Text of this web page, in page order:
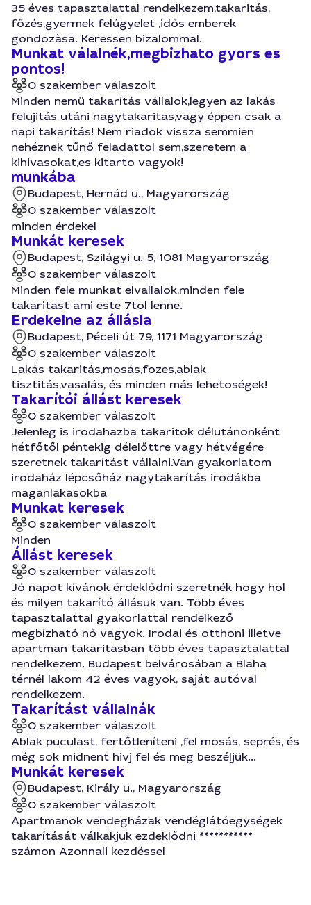
35 éves tapasztalattal rendelkezem,takaritás,
főzés,gyermek felúgyelet ,idős emberek
gondozàsa. Keressen bizalommal.
Munkat válalnék,megbizhato gyors es
pontos!
0 szakember válaszolt
Minden nemü takarítás vállalok,legyen az lakás
felujitás utáni nagytakaritas,vagy éppen csak a
napi takarítás! Nem riadok vissza semmien
nehéznek tűnő feladattol sem,szeretem a
kihivasokat,es kitarto vagyok!
munkába
Budapest, Hernád u., Magyarország
0 szakember válaszolt
minden érdekel
Munkát keresek
Budapest, Szilágyi u. 5, 1081 Magyarország
0 szakember válaszolt
Minden fele munkat elvallalok,minden fele
takaritast ami este 7tol lenne.
Erdekelne az állásla
Budapest, Péceli út 79, 1171 Magyarország
0 szakember válaszolt
Lakás takaritás,mosás,fozes,ablak
tisztitás,vasalás, és minden más lehetoségek!
Takarítói állást keresek
0 szakember válaszolt
Jelenleg is irodahazba takaritok délutánonként
hétfőtől péntekig délelőttre vagy hétvégére
szeretnek takarítást vállalni.Van gyakorlatom
irodaház lépcsőház nagytakarítás irodákba
maganlakasokba
Munkat keresek
0 szakember válaszolt
Minden
Állást keresek
0 szakember válaszolt
Jó napot kívánok érdeklődni szeretnék hogy hol
és milyen takarító állásuk van. Több éves
tapasztalattal gyakorlattal rendelkező
megbízható nő vagyok. Irodai és otthoni illetve
apartman takaritasban több éves tapasztalattal
rendelkezem. Budapest belvárosában a Blaha
térnél lakom 42 éves vagyok, saját autóval
rendelkezem.
Takarítást vállalnák
0 szakember válaszolt
Ablak puculast, fertőtleníteni ,fel mosás, seprés, és
még sok midnent hivj fel és meg beszéljük...
Munkát keresek
Budapest, Király u., Magyarország
0 szakember válaszolt
Apartmanok vendegházak vendéglátóegységek
takarítását válkakjuk ezdeklődni ***********
számon Azonnali kezdéssel